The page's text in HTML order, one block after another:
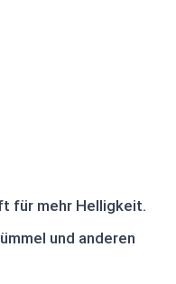
für mehr Helligkeit.
und anderen